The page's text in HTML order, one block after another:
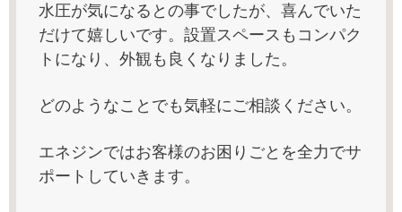
水圧が気になるとの事でしたが、喜んでいた
だけて嬉しいです。設置スペースもコンパク
トになり、外観も良くなりました。
どのようなことでも気軽にご相談ください。
エネジンではお客様のお困りごとを全力でサ
ポートしていきます。